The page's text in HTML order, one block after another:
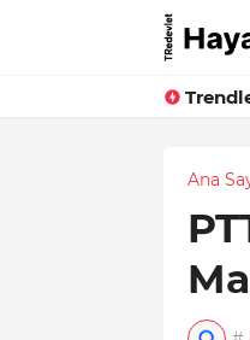
Ana